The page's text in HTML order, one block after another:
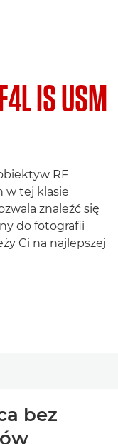
IS USM
RF
w tej klasie
znaleźć się
do fotografii
Ci na najlepszej
bez